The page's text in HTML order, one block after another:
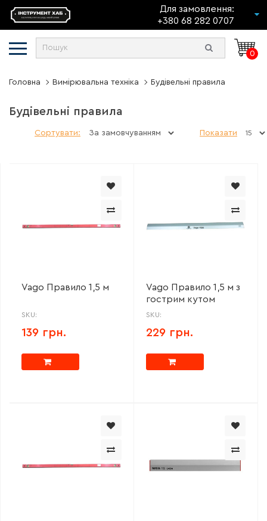
Для замовлення:
+380 68 282 0707
0
Головна Вимірювальна техніка Будівельні правила
Будівельні правила
Сортувати: Показати
Vago Правило 1,5 м
SKU:
139 грн.
Vago Правило 1,5 м з
гострим кутом
SKU:
229 грн.